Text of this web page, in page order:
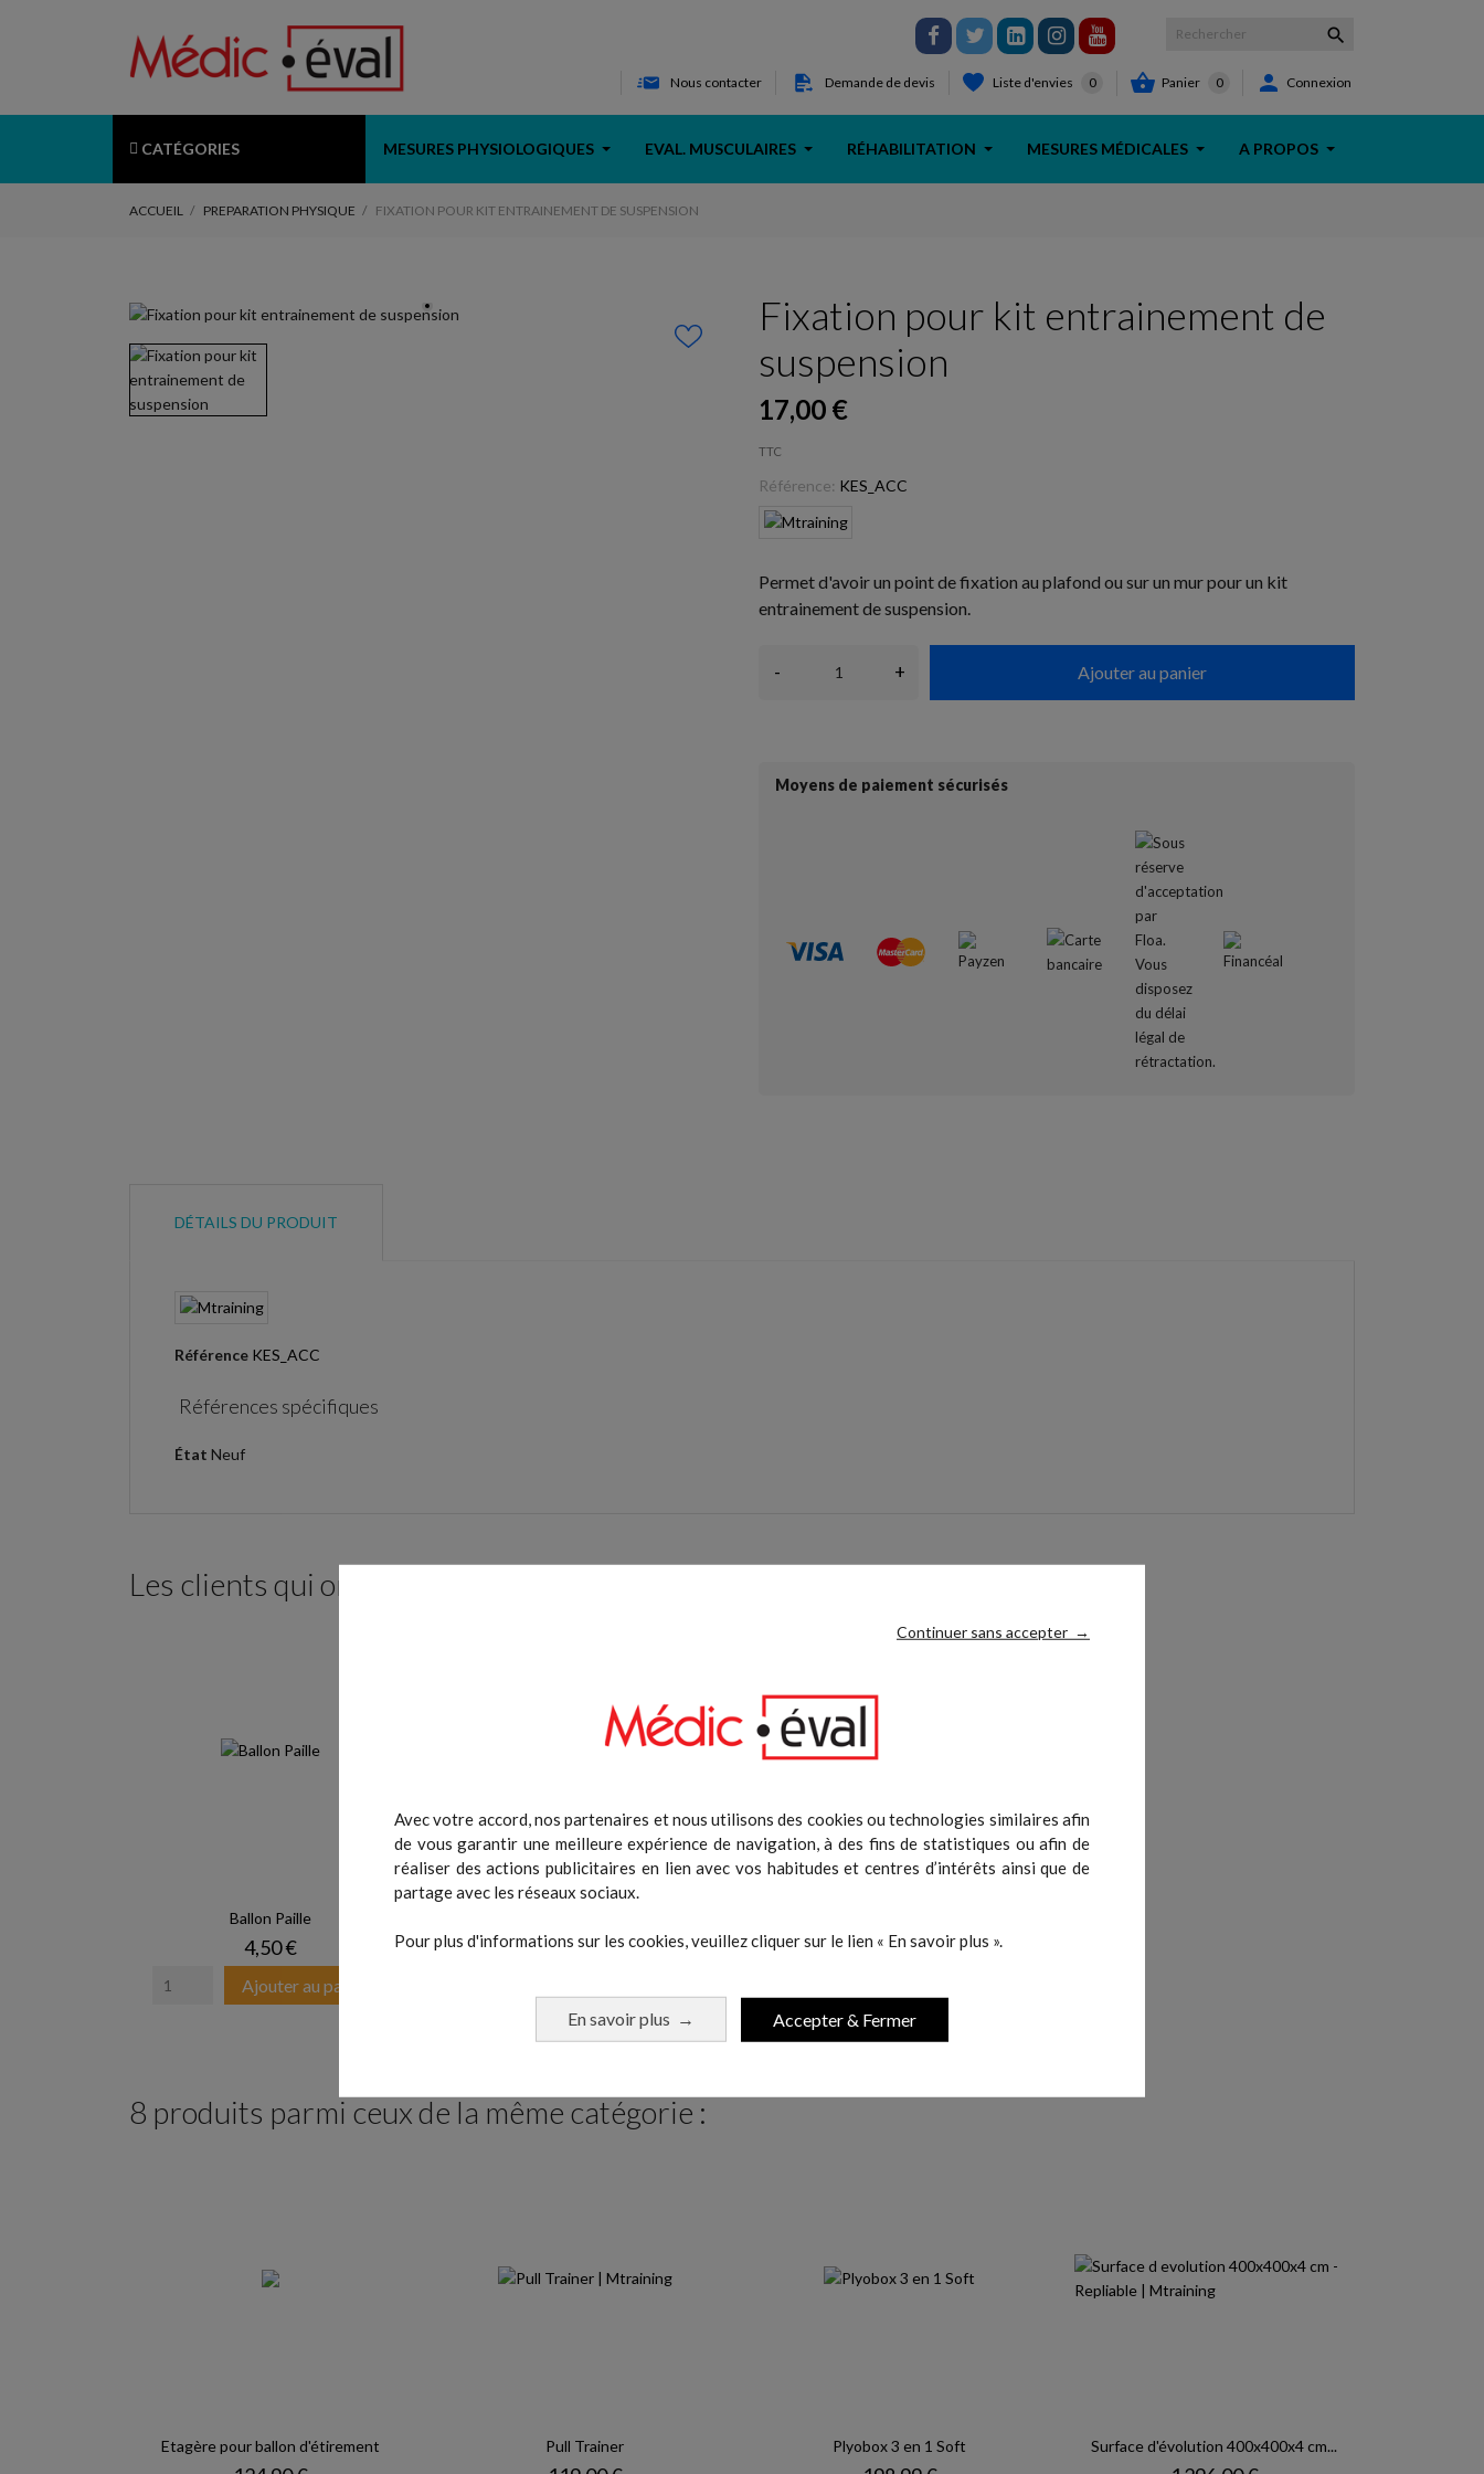
Continuer sans accepter →
Avec votre accord, nos partenaires et nous utilisons des cookies ou technologies similaires afin
de vous garantir une meilleure expérience de navigation, à des fins de statistiques ou afin de
réaliser des actions publicitaires en lien avec vos habitudes et centres d’intérêts ainsi que de
partage avec les réseaux sociaux.
Pour plus d'informations sur les cookies, veuillez cliquer sur le lien « En savoir plus ».
En savoir plus → Accepter & Fermer

Nous contacter Demande de devis Liste d'envies 0  Panier 0  Connexion
CATÉGORIES MESURES PHYSIOLOGIQUES EVAL. MUSCULAIRES RÉHABILITATION MESURES MÉDICALES A PROPOS
ACCUEIL PREPARATION PHYSIQUE FIXATION POUR KIT ENTRAINEMENT DE SUSPENSION
Fixation pour kit entrainement de
suspension
17,00 €
TTC
Référence: KES_ACC
Permet d'avoir un point de fixation au plafond ou sur un mur pour un kit
entrainement de suspension.
- + Ajouter au panier
Moyens de paiement sécurisés
DÉTAILS DU PRODUIT
Référence KES_ACC
Références spécifiques
État Neuf
Les clients qui ont acheté ce produit ont également acheté :
Ballon Paille
Prix
4,50 €
Ajouter au panier
Prix
219,99 € Prix
33,75 €Prix de base
45,00 €
8 produits parmi ceux de la même catégorie :
Etagère pour ballon d'étirement Pull Trainer Plyobox 3 en 1 Soft Surface d'évolution 400x400x4 cm...